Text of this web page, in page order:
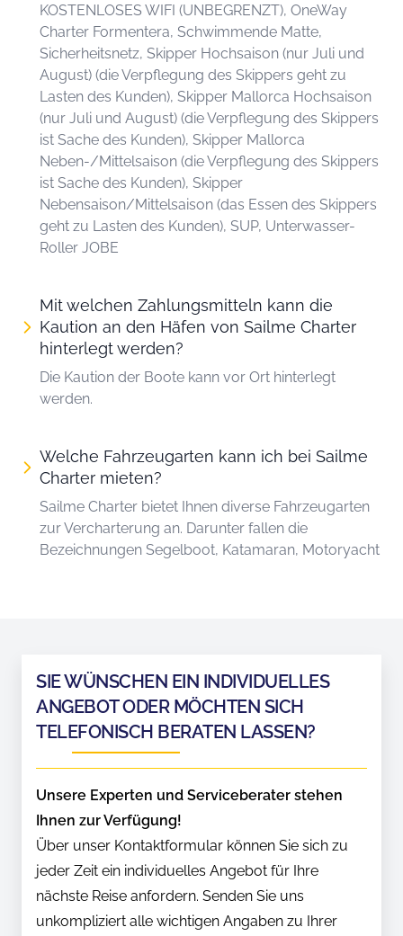
KOSTENLOSES WIFI (UNBEGRENZT), OneWay
Charter Formentera, Schwimmende Matte,
Sicherheitsnetz, Skipper Hochsaison (nur Juli und
August) (die Verpflegung des Skippers geht zu
Lasten des Kunden), Skipper Mallorca Hochsaison
(nur Juli und August) (die Verpflegung des Skippers
ist Sache des Kunden), Skipper Mallorca
Neben-/Mittelsaison (die Verpflegung des Skippers
ist Sache des Kunden), Skipper
Nebensaison/Mittelsaison (das Essen des Skippers
geht zu Lasten des Kunden), SUP, Unterwasser-
Roller JOBE
Mit welchen Zahlungsmitteln kann die
Kaution an den Häfen von Sailme Charter
hinterlegt werden?
Die Kaution der Boote kann vor Ort hinterlegt
werden.
Welche Fahrzeugarten kann ich bei Sailme
Charter mieten?
Sailme Charter bietet Ihnen diverse Fahrzeugarten
zur Vercharterung an. Darunter fallen die
Bezeichnungen Segelboot, Katamaran, Motoryacht
SIE WÜNSCHEN EIN INDIVIDUELLES
ANGEBOT ODER MÖCHTEN SICH
TELEFONISCH BERATEN LASSEN?
Unsere Experten und Serviceberater stehen
Ihnen zur Verfügung!
Über unser Kontaktformular können Sie sich zu
jeder Zeit ein individuelles Angebot für Ihre
nächste Reise anfordern. Senden Sie uns
unkompliziert alle wichtigen Angaben zu Ihrer